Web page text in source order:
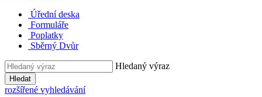
Úřední deska
Formuláře
Poplatky
Sběrný Dvůr
Hledaný výraz
Hledat
rozšířené vyhledávání